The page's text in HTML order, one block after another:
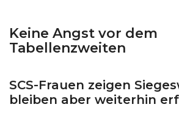
Keine Angst vor dem
Tabellenzweiten
SCS-Frauen zeigen
bleiben aber weiterhin